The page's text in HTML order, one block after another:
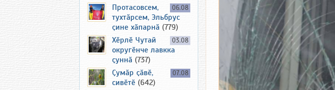
06.08
Протасовсем,
тухтӑрсем, Эльбрус
ҫине хӑпарнӑ (779)
03.08
Хӗрлӗ Чутай
округӗнче лавкка
ҫуннӑ (737)
07.08
Ҫумӑр ҫӑвӗ,
сивӗтӗ (642)